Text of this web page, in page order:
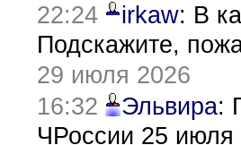
22:24
irkaw: В
Подскажите,
29 июля 2026
16:32
Эльвира:
ЧРоссии 25 июля